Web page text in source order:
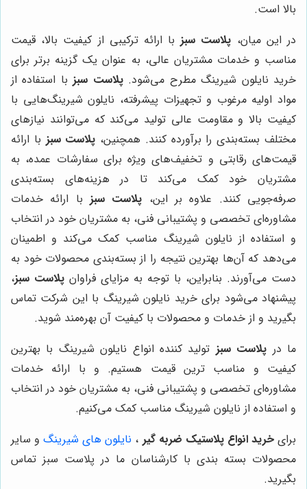
بالا است.
در این میان، پلاست سبزبا ارائه ترکیبی از کیفیت بالا، قیمت
مناسب و خدمات مشتریان عالی، به عنوان یک گزینه برتر برای
خرید نایلون شیرینگ مطرح می‌شود.پلاست سبزبا استفاده از
مواد اولیه مرغوب و تجهیزات پیشرفته، نایلون شیرینگ‌هایی با
کیفیت بالا و مقاومت عالی تولید می‌کند که می‌توانند نیازهای
مختلف بسته‌بندی را برآورده کنند. همچنین، پلاست سبز با ارائه
قیمت‌های رقابتی و تخفیف‌های ویژه برای سفارشات عمده، به
مشتریان خود کمک می‌کند تا در هزینه‌های بسته‌بندی
صرفه‌جویی کنند. علاوه بر این، پلاست سبز با ارائه خدمات
مشاوره‌ای تخصصی و پشتیبانی فنی، به مشتریان خود در انتخاب
و استفاده از نایلون شیرینگ مناسب کمک می‌کند و اطمینان
می‌دهد که آن‌ها بهترین نتیجه را از بسته‌بندی محصولات خود به
دست می‌آورند. بنابراین، با توجه به مزایای فراوان پلاست سبز،
پیشنهاد می‌شود برای خرید نایلون شیرینگ با این شرکت تماس
بگیرید و از خدمات و محصولات با کیفیت آن بهره‌مند شوید.
ما در پلاست سبز تولید کننده انواع نایلون شیرینگ با بهترین
کیفیت و مناسب ترین قیمت هستیم. و با ارائه خدمات
مشاوره‌ای تخصصی و پشتیبانی فنی، به مشتریان خود در انتخاب
و استفاده از نایلون شیرینگ مناسب کمک می‌کنیم.
برایخرید انواع پلاستیک ضربه گیر ، نایلون های شیرینگو سایر
محصولات بسته بندی با کارشناسان ما در پلاست سبز تماس
بگیرید.